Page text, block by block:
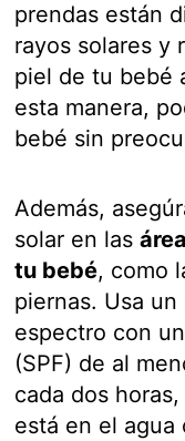
prendas están
rayos solares y
piel de tu bebé
esta manera,
bebé sin
Además,
solar en las
tu bebé, como
piernas. Usa
espectro con
(SPF) de al
cada dos
está en el agua